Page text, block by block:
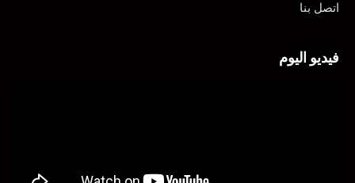
اتصل بنا
فيديو اليوم